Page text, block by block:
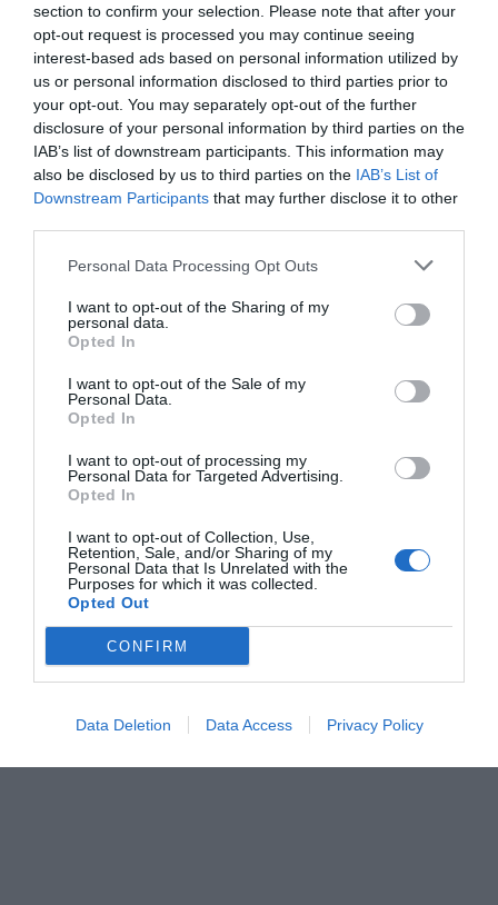
section to confirm your selection. Please note that after your
opt-out request is processed you may continue seeing
interest-based ads based on personal information utilized by
us or personal information disclosed to third parties prior to
your opt-out. You may separately opt-out of the further
disclosure of your personal information by third parties on the
IAB’s list of downstream participants. This information may
also be disclosed by us to third parties on the IAB’s List of
Downstream Participants that may further disclose it to other
Personal Data Processing Opt Outs
I want to opt-out of the Sharing of my
personal data.
Opted In
I want to opt-out of the Sale of my
Personal Data.
Opted In
I want to opt-out of processing my
Personal Data for Targeted Advertising.
Opted In
I want to opt-out of Collection, Use,
Retention, Sale, and/or Sharing of my
Personal Data that Is Unrelated with the
Purposes for which it was collected.
Opted Out
CONFIRM
Data Deletion Data Access Privacy Policy